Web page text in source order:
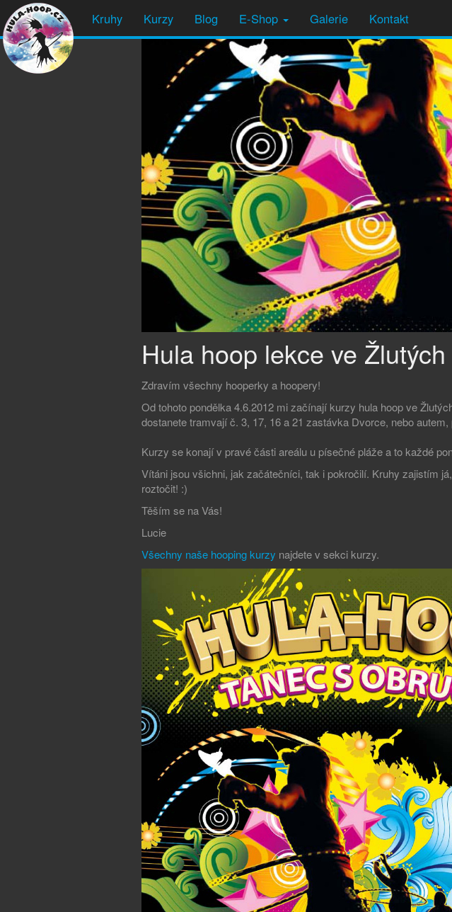
Přeskočit
na
obsah
Kruhy Kurzy Blog E-Shop Galerie Kontakt
Hula hoop lekce ve
Zdravím všechny hooperky a hoopery!
Od tohoto pondělka 4.6.2012 mi začínají kurzy hula hoop ve
dostanete tramvají č. 3, 17, 16 a 21 zastávka Dvorce, nebo
Kurzy se konají v pravé části areálu u písečné pláže a to každé
Vítáni jsou všichni, jak začátečníci, tak i pokročilí. Kruhy zajistím
roztočit! :)
Těším se na Vás!
Lucie
Všechny naše hooping kurzy najdete v sekci kurzy.